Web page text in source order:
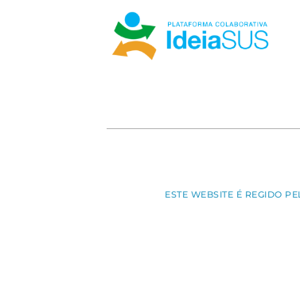
ESTE WEBSITE É REGIDO